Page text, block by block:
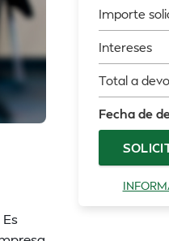
Importe
Intereses
Total a
Fecha de